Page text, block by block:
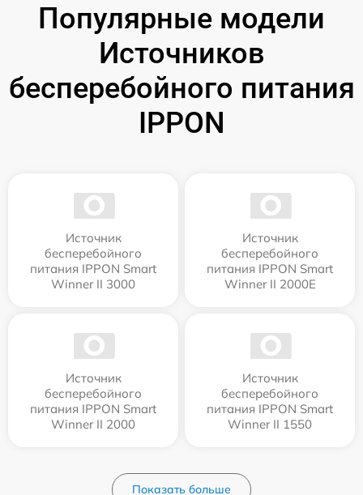
Популярные модели
Источников
бесперебойного питания
IPPON
Источник
бесперебойного
питания IPPON Smart
Winner II 3000
Источник
бесперебойного
питания IPPON Smart
Winner II 2000E
Источник
бесперебойного
питания IPPON Smart
Winner II 2000
Источник
бесперебойного
питания IPPON Smart
Winner II 1550
Показать больше